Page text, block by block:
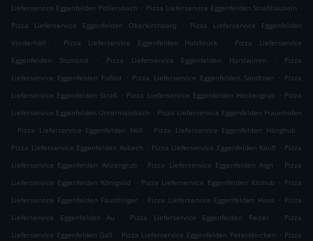
Lieferservice Eggenfelden Pollersbach . Pizza Lieferservice Eggenfelden Straßhäuseln .
Pizza Lieferservice Eggenfelden Oberkirchberg
.
Pizza Lieferservice Eggenfelden
Vorderhöll
. Pizza Lieferservice Eggenfelden Holzbruck .
Pizza Lieferservice
Eggenfelden Stumsöd
. Pizza Lieferservice Eggenfelden Hartlwimm .
Pizza
Lieferservice Eggenfelden Fußöd
. Pizza Lieferservice Eggenfelden Sandtner . Pizza
Lieferservice Eggenfelden Straß . Pizza Lieferservice Eggenfelden Heckengrub . Pizza
Lieferservice Eggenfelden Untermaisbach . Pizza Lieferservice Eggenfelden Fraunhofen
. Pizza Lieferservice Eggenfelden Höll . Pizza Lieferservice Eggenfelden Hänghub
.
Pizza Lieferservice Eggenfelden Asbach . Pizza Lieferservice Eggenfelden Käufl . Pizza
Lieferservice Eggenfelden Anzengrub
. Pizza Lieferservice Eggenfelden Aign . Pizza
Lieferservice Eggenfelden Königsöd
. Pizza Lieferservice Eggenfelden Klohub . Pizza
Lieferservice Eggenfelden Fäustlinger . Pizza Lieferservice Eggenfelden Haus . Pizza
Lieferservice Eggenfelden Au
. Pizza Lieferservice Eggenfelden Reiter .
Pizza
Lieferservice Eggenfelden Gall . Pizza Lieferservice Eggenfelden Peterskirchen . Pizza